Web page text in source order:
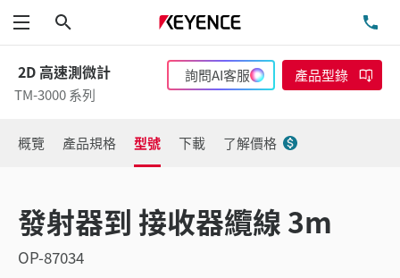
功能表
2D 高速測微計
TM-3000 系列
詢問AI客服 產品型錄
概覽 產品規格 型號 下載 了解價格
發射器到 接收器纜線 3m
OP-87034